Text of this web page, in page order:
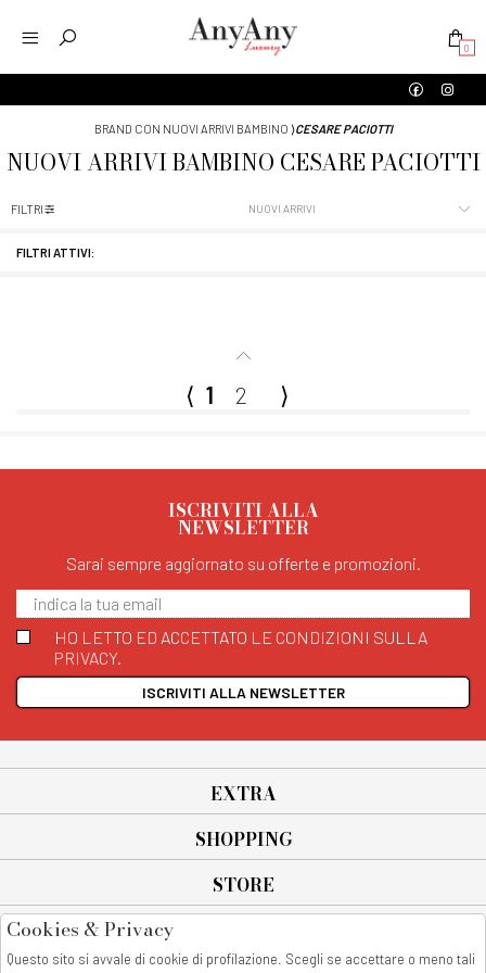
0
BRAND CON NUOVI ARRIVI BAMBINO ⟩CESARE PACIOTTI
NUOVI ARRIVIBAMBINO CESARE PACIOTTI
FILTRI ATTIVI:
FILTRI
⟨ 1 2 ⟩
ISCRIVITI ALLA
NEWSLETTER
Sarai sempre aggiornato su offerte e promozioni.
HO LETTO ED ACCETTATO LE CONDIZIONI SULLA
PRIVACY.
ISCRIVITI ALLA NEWSLETTER
EXTRA
SHOPPING
STORE
Cookies & Privacy
Questo sito si avvale di cookie di profilazione. Scegli se accettare o meno tali